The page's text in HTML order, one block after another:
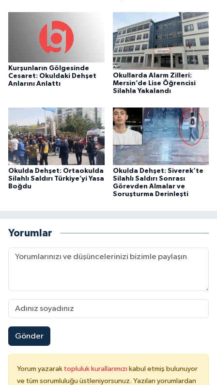
Kurşunların Gölgesinde
Cesaret: Okuldaki Dehşet
Anlarını Anlattı
Okullarda Alarm Zilleri:
Mersin’de Lise Öğrencisi
Silahla Yakalandı
Okulda Dehşet: Ortaokulda
Silahlı Saldırı Türkiye’yi Yasa
Boğdu
Okulda Dehşet: Siverek’te
Silahlı Saldırı Sonrası
Görevden Almalar ve
Soruşturma Derinleşti
Yorumlar
Gönder
Yorum yazarak topluluk kurallarımızı kabul etmiş bulunuyor
ve tüm sorumluluğu üstleniyorsunuz. Yazılan yorumlardan